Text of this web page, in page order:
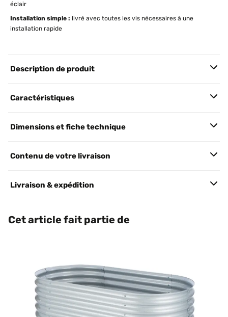
éclair
Installation simple : livré avec toutes les vis nécessaires à une
installation rapide
Description de produit
Caractéristiques
Dimensions et fiche technique
Contenu de votre livraison
Livraison & expédition
Cet article fait partie de